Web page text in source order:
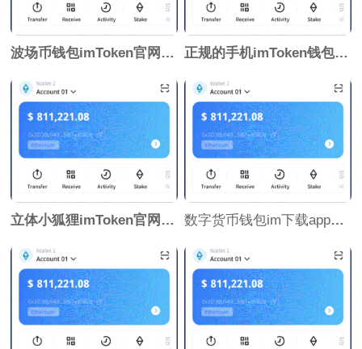
波场币钱包imToken官网下载下载手机版 正规的手机imToken钱包区块链app
立体小狐狸imToken官网下载折纸步调图 数字货币钱包im下载app官方下载